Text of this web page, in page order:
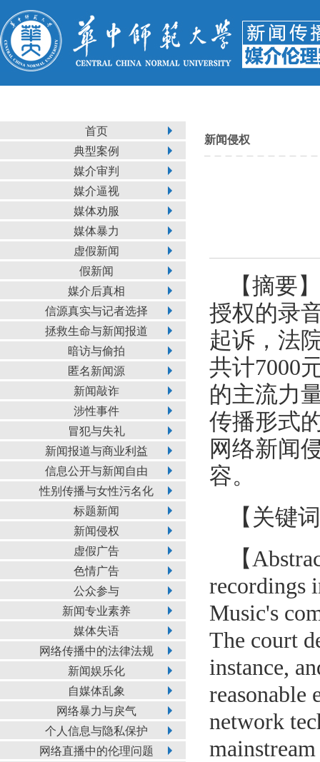
首页
典型案例
媒介审判
媒介逼视
媒体劝服
媒体暴力
虚假新闻
假新闻
媒介后真相
信源真实与记者选择
拯救生命与新闻报道
暗访与偷拍
匿名新闻源
新闻敲诈
涉性事件
冒犯与失礼
新闻报道与商业利益
信息公开与新闻自由
性别传播与女性污名化
标题新闻
新闻侵权
虚假广告
色情广告
公众参与
新闻专业素养
媒体失语
网络传播中的法律法规
新闻娱乐化
自媒体乱象
网络暴力与戾气
个人信息与隐私保护
网络直播中的伦理问题
新闻侵权
【摘要
授权的录
起诉，法
共计7000
的主流力
传播形式
网络新闻
容。
【关键
【
recordings
Music's
The court
instance,
reasonable
network